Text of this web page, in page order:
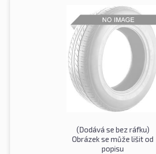
(Dodává se bez ráfku)
Obrázek se může lišit od
popisu